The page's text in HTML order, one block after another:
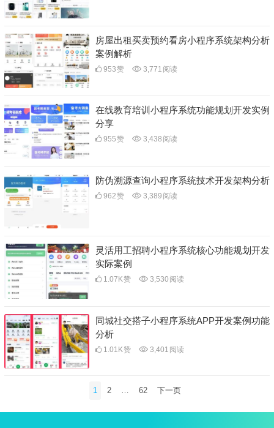
房屋出租买卖预约看房小程序系统架构分析
案例解析
953赞 3,771 阅读
在线教育培训小程序系统功能规划开发实例
分享
955赞 3,438 阅读
防伪溯源查询小程序系统技术开发架构分析
962赞 3,389 阅读
灵活用工招聘小程序系统核心功能规划开发
实际案例
1.07K赞 3,530 阅读
同城社交搭子小程序系统APP开发案例功能
分析
1.01K赞 3,401 阅读
分
1 2 62 下一页